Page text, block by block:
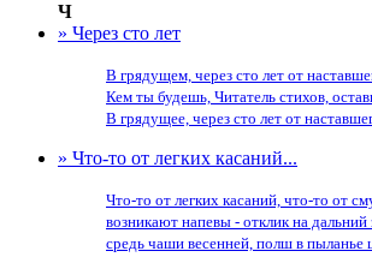
Ч
» Через сто лет
В грядущем, через сто лет от
Кем ты будешь, Читатель стихов,
В грядущее, через сто лет от
» Что-то от легких касаний...
Что-то от легких касаний, что-то от
возникают напевы - отклик на дальний
средь чаши весенней, полш в пыланье